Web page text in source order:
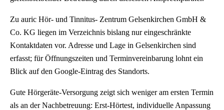
Zu auric Hör- und Tinnitus- Zentrum Gelsenkirchen GmbH &
Co. KG liegen im Verzeichnis bislang nur eingeschränkte
Kontaktdaten vor. Adresse und Lage in Gelsenkirchen sind
erfasst; für Öffnungszeiten und Terminvereinbarung lohnt ein
Blick auf den Google-Eintrag des Standorts.
Gute Hörgeräte-Versorgung zeigt sich weniger am ersten Termin
als an der Nachbetreuung: Erst-Hörtest, individuelle Anpassung